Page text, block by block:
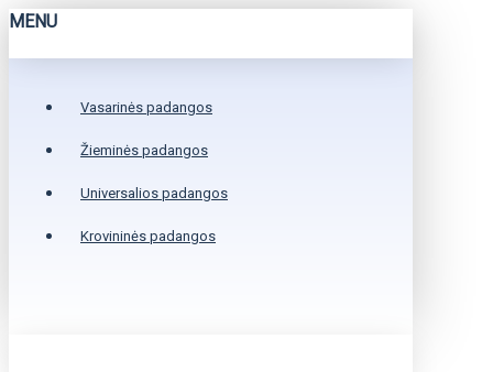
MENU
Vasarinės padangos
Žieminės padangos
Universalios padangos
Krovininės padangos